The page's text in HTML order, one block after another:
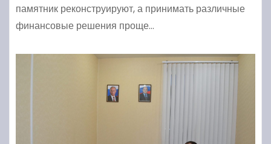
памятник реконструируют, а принимать различные
финансовые решения проще…